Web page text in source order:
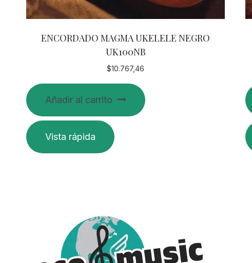
ENCORDADO MAGMA UKELELE NEGRO
UK100NB
$10.767,46
Añadir al carrito
Vista rápida